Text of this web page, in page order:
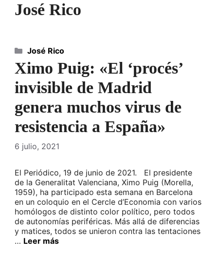
José Rico
Ximo Puig: «El ‘procés’
invisible de Madrid
genera muchos virus de
resistencia a España»
6 julio, 2021
El Periódico, 19 de junio de 2021. El presidente
de la Generalitat Valenciana, Ximo Puig (Morella,
1959), ha participado esta semana en Barcelona
en un coloquio en el Cercle d’Economia con varios
homólogos de distinto color político, pero todos
de autonomías periféricas. Más allá de diferencias
y matices, todos se unieron contra las tentaciones
… Leer más
Categorías
José Rico